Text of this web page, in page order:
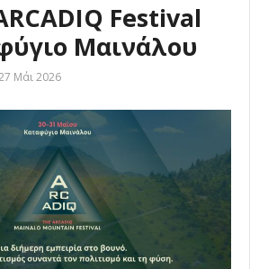
Festival
Μαινάλου
Μάι 2026